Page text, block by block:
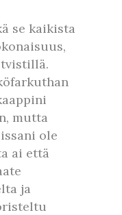
se kaikista
mutta
ole
ai että
ja